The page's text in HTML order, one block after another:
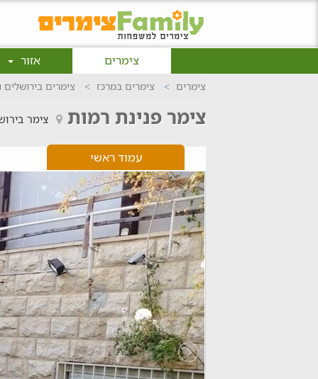
צימרים אזור
צימרים צימרים במרכז צימרים בירושלים
צימר פנינת רמות צימר
עמוד ראשי